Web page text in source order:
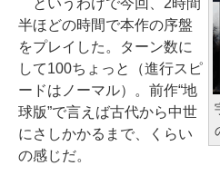
というわけで今回、2時間
半ほどの時間で本作の序盤
をプレイした。ターン数に
して100ちょっと（進行スピ
ードはノーマル）。前作“地
球版”で言えば古代から中世
にさしかかるまで、くらい
の感じだ。